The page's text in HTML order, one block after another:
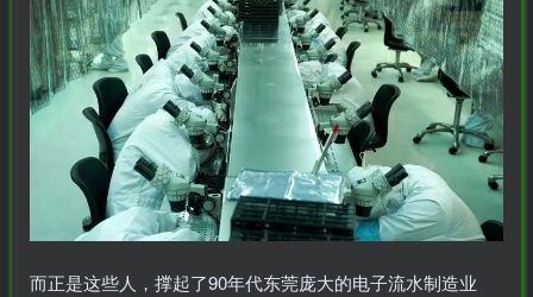
而正是这些人，撑起了90年代东莞庞大的电子流水制造业